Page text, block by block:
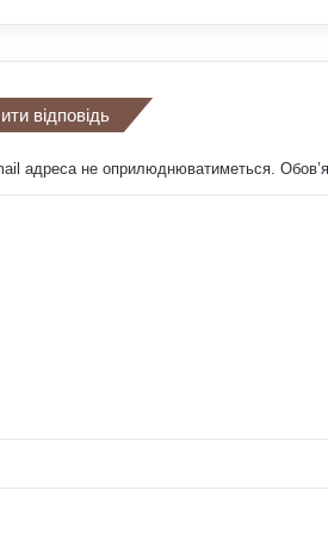
відповідь
адреса не оприлюднюватиметься.